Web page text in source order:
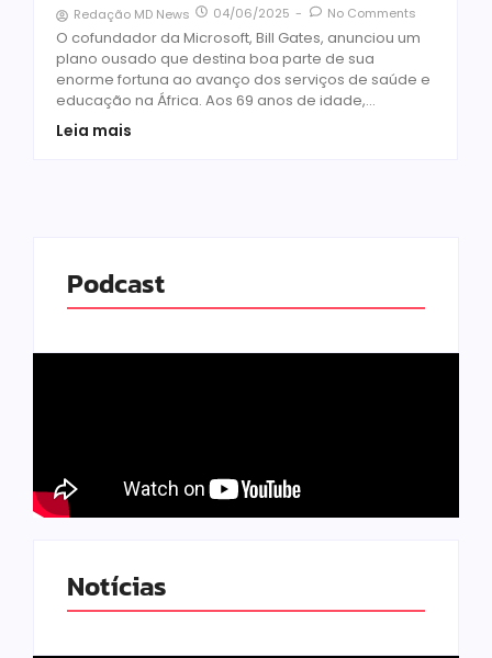
Redação MD News 04/06/2025 - No Comments
O cofundador da Microsoft, Bill Gates, anunciou um
plano ousado que destina boa parte de sua
enorme fortuna ao avanço dos serviços de saúde e
educação na África. Aos 69 anos de idade,...
Leia mais
Podcast
Notícias